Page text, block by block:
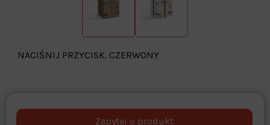
NACIŚNIJ PRZYCISK. CZERWONY